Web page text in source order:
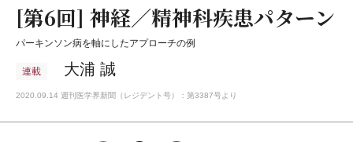
[第6回] 神経／精神科疾患パターン
パーキンソン病を軸にしたアプローチの例
連載 大浦 誠
2020.09.14 週刊医学界新聞（レジデント号）：第3387号より